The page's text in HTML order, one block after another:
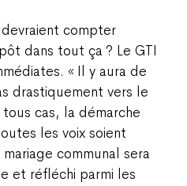
compter
dans tout ça ? Le GTI
« Il y aura de
drastiquement vers le
tous cas, la démarche
les voix soient
communal sera
et réfléchi parmi les